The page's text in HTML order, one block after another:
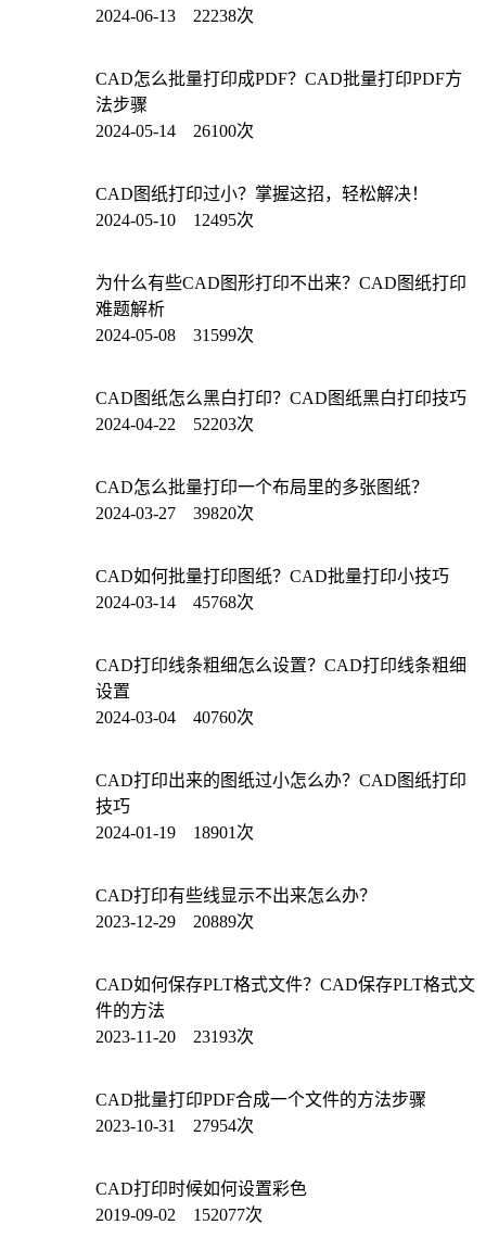
2024-06-13 22238次
CAD怎么批量打印成PDF？CAD批量打印PDF方
法步骤
2024-05-14 26100次
CAD图纸打印过小？掌握这招，轻松解决！
2024-05-10 12495次
为什么有些CAD图形打印不出来？CAD图纸打印
难题解析
2024-05-08 31599次
CAD图纸怎么黑白打印？CAD图纸黑白打印技巧
2024-04-22 52203次
CAD怎么批量打印一个布局里的多张图纸？
2024-03-27 39820次
CAD如何批量打印图纸？CAD批量打印小技巧
2024-03-14 45768次
CAD打印线条粗细怎么设置？CAD打印线条粗细
设置
2024-03-04 40760次
CAD打印出来的图纸过小怎么办？CAD图纸打印
技巧
2024-01-19 18901次
CAD打印有些线显示不出来怎么办？
2023-12-29 20889次
CAD如何保存PLT格式文件？CAD保存PLT格式文
件的方法
2023-11-20 23193次
CAD批量打印PDF合成一个文件的方法步骤
2023-10-31 27954次
CAD打印时候如何设置彩色
2019-09-02 152077次